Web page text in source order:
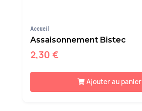
Accueil
Assaisonnement Bistec
2,30 €
Ajouter au panier